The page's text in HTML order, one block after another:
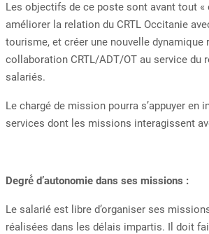
Les objectifs de ce poste sont avant tout «
améliorer la relation du CRTL Occitanie
tourisme, et créer une nouvelle dynamique
collaboration CRTL/ADT/OT au service du
salariés.
Le chargé de mission pourra s’appuyer en
services dont les missions interagissent
Degré́ d’autonomie dans ses missions :
Le salarié est libre d’organiser ses
réalisées dans les délais impartis. Il doit